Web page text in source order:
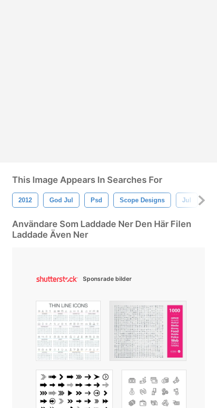
This Image Appears In Searches For
2012 God Jul Psd Scope Designs Jul
Användare Som Laddade Ner Den Här Filen
Laddade Även Ner
Sponsrade bilder